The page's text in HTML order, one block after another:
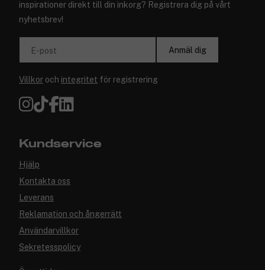
inspirationer direkt till din inkorg? Registrera dig på vårt
nyhetsbrev!
E-post Anmäl dig
Villkor och integritet för registrering
Kundservice
Hjälp
Kontakta oss
Leverans
Reklamation och ångerrätt
Användarvillkor
Sekretesspolicy